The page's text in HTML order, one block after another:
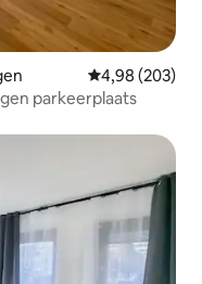
Gemiddelde
4,98 (203)
parkeerplaats